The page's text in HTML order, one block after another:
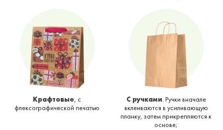
Крафтовые, с
флексографической печатью
С ручками. Ручки вначале
вклеиваются в усиливающую
планку, затем прикрепляются к
основе;